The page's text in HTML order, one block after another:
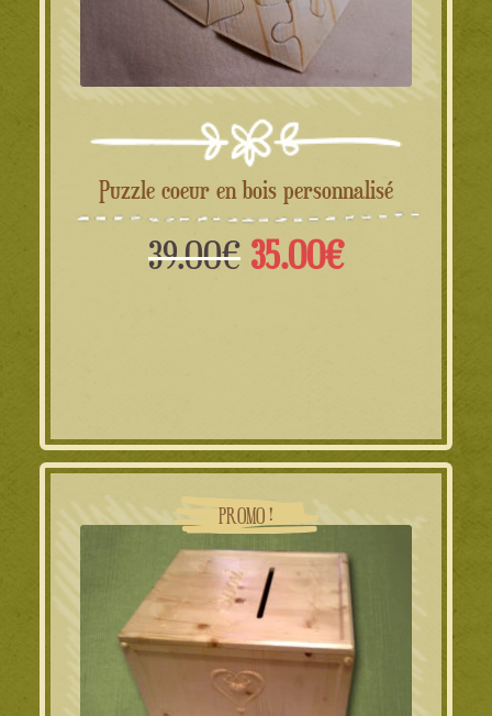
Puzzle coeur en bois personnalisé
39.00€ Le
39.00€.
35.00€Le
35.00€.
PROMO !